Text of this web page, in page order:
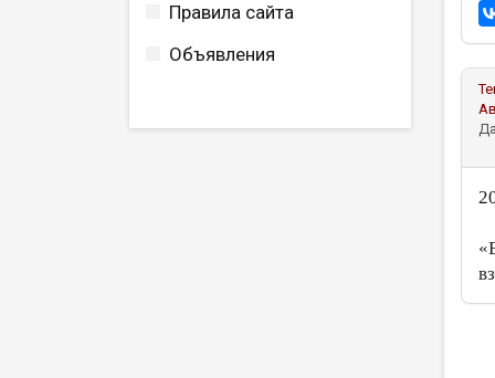
Правила сайта
Объявления